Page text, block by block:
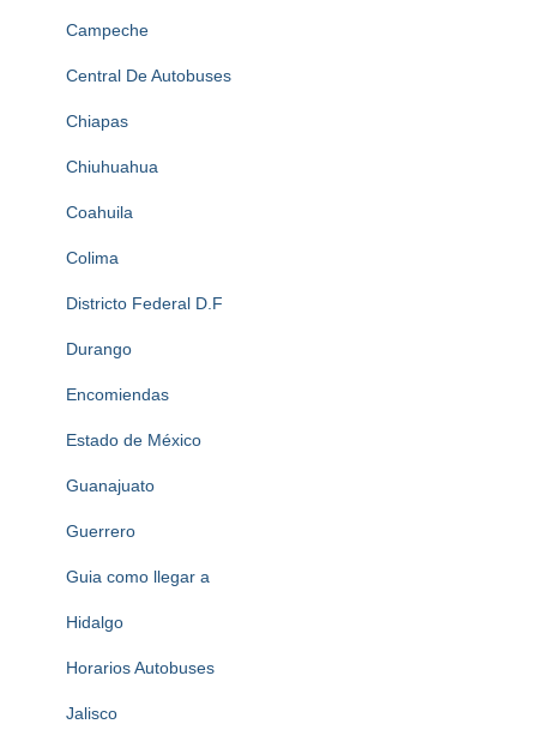
Campeche
Central De Autobuses
Chiapas
Chiuhuahua
Coahuila
Colima
Districto Federal D.F
Durango
Encomiendas
Estado de México
Guanajuato
Guerrero
Guia como llegar a
Hidalgo
Horarios Autobuses
Jalisco